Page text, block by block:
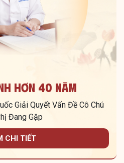
Hơn 40 Năm
Giải Quyết Vấn Đề Cô Chú
Đang Gặp
CHI TIẾT